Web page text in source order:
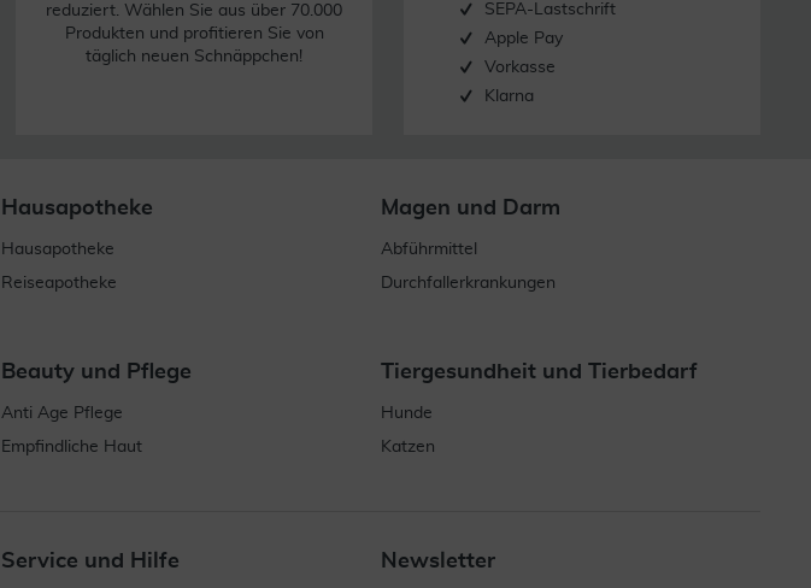
reduziert. Wählen Sie aus über 70.000
Produkten und profitieren Sie von
täglich neuen Schnäppchen!
SEPA-Lastschrift
Apple Pay
Vorkasse
Klarna
Hausapotheke
Hausapotheke
Reiseapotheke
Magen und Darm
Abführmittel
Durchfallerkrankungen
Beauty und Pflege
Anti Age Pflege
Empfindliche Haut
Tiergesundheit und Tierbedarf
Hunde
Katzen
Service und Hilfe Newsletter